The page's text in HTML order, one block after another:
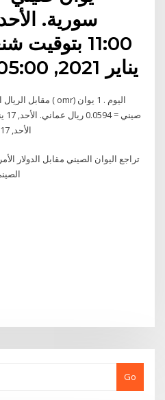
يناير 2021, 05:00 بتوقيت دمشق
الأحد, 17 يناير 2021, 07:00 بتوقيت مسقط
تراجع اليوان الصيني مقابل الدولار
Go